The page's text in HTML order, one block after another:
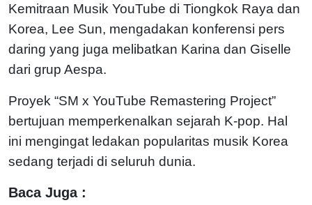
Kemitraan Musik YouTube di Tiongkok Raya dan
Korea, Lee Sun, mengadakan konferensi pers
daring yang juga melibatkan Karina dan Giselle
dari grup Aespa.
Proyek “SM x YouTube Remastering Project”
bertujuan memperkenalkan sejarah K-pop. Hal
ini mengingat ledakan popularitas musik Korea
sedang terjadi di seluruh dunia.
Baca Juga :